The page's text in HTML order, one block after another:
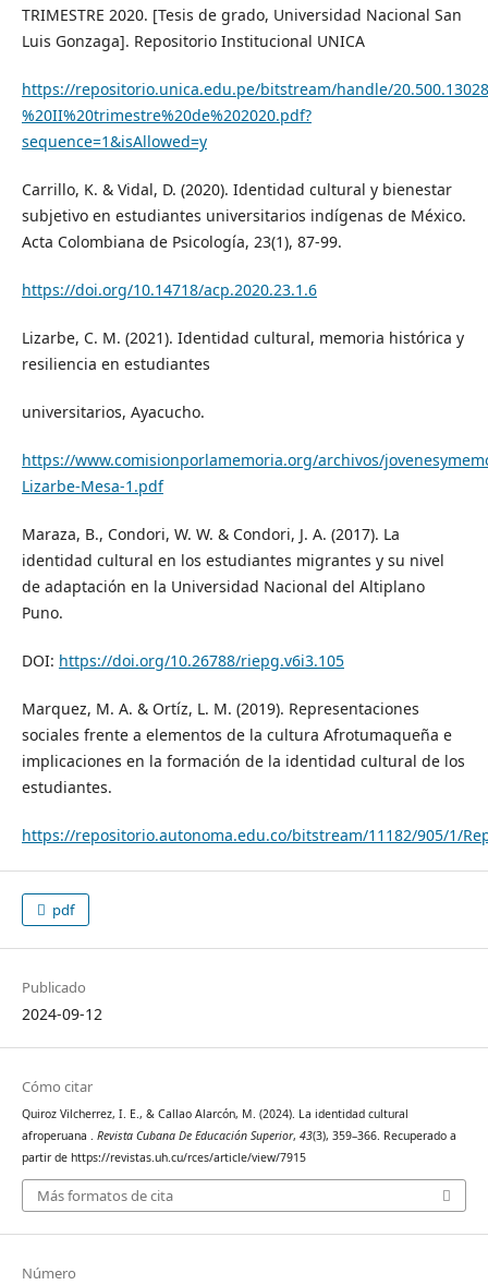
TRIMESTRE 2020. [Tesis de grado, Universidad Nacional San
Luis Gonzaga]. Repositorio Institucional UNICA
https://repositorio.unica.edu.pe/bitstream/handle/
%20II%20trimestre%20de%202020.pdf?
sequence=1&isAllowed=y
Carrillo, K. & Vidal, D. (2020). Identidad cultural y bienestar
subjetivo en estudiantes universitarios indígenas de México.
Acta Colombiana de Psicología, 23(1), 87-99.
https://doi.org/10.14718/acp.2020.23.1.6
Lizarbe, C. M. (2021). Identidad cultural, memoria histórica y
resiliencia en estudiantes
universitarios, Ayacucho.
https://www.comisionporlamemoria.org/archivos/
Lizarbe-Mesa-1.pdf
Maraza, B., Condori, W. W. & Condori, J. A. (2017). La
identidad cultural en los estudiantes migrantes y su nivel
de adaptación en la Universidad Nacional del Altiplano
Puno.
DOI: https://doi.org/10.26788/riepg.v6i3.105
Marquez, M. A. & Ortíz, L. M. (2019). Representaciones
sociales frente a elementos de la cultura Afrotumaqueña e
implicaciones en la formación de la identidad cultural de los
estudiantes.
https://repositorio.autonoma.edu.co/bitstream/11182/905/1/
pdf
Publicado
2024-09-12
Cómo citar
Quiroz Vilcherrez, I. E., & Callao Alarcón, M. (2024). La identidad cultural
afroperuana . Revista Cubana De Educación Superior, 43(3), 359–366. Recuperado a
partir de https://revistas.uh.cu/rces/article/view/7915
Más formatos de cita
Número